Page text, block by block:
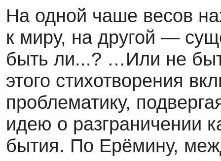
На одной чаше весов
к миру, на другой —
быть ли...? …Или не
этого стихотворения
проблематику,
идею о разграничении
бытия. По Ерёмину,